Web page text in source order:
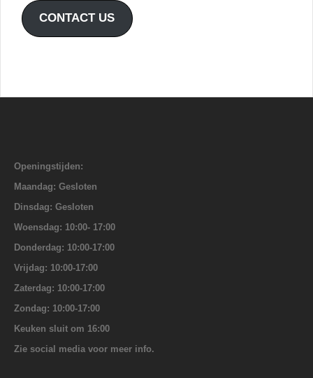
CONTACT US
Openingstijden:
Maandag: Gesloten
Dinsdag: Gesloten
Woensdag: 10:00- 17:00
Donderdag: 10:00-17:00
Vrijdag: 10:00-17:00
Zaterdag: 10:00-17:00
Zondag: 10:00-17:00
Keuken sluit om 16:00
Zie social media voor meer info.